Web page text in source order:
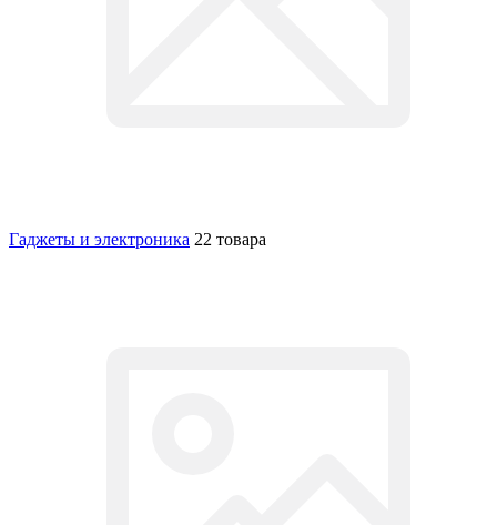
Гаджеты и электроника 22 товара